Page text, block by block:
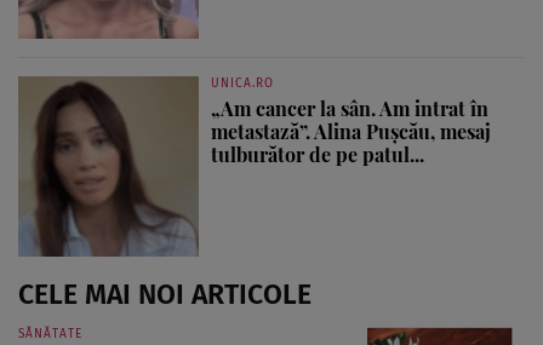
UNICA.RO
„Am cancer la sân. Am intrat în
metastază”. Alina Pușcău, mesaj
tulburător de pe patul...
CELE MAI NOI ARTICOLE
SĂNĂTATE